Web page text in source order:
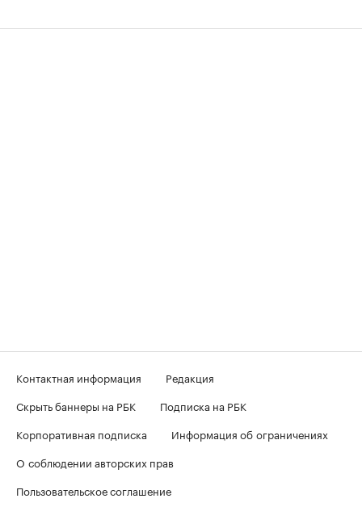
Контактная информация
Редакция
Скрыть баннеры на РБК
Подписка на РБК
Корпоративная подписка
Информация об ограничениях
О соблюдении авторских прав
Пользовательское соглашение